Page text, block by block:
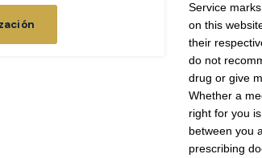
Service
on this
their
do not
drug or give
Whether a
right for you
between you
prescribing